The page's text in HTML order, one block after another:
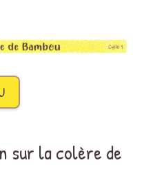
Aller au contenu
sur la colère de